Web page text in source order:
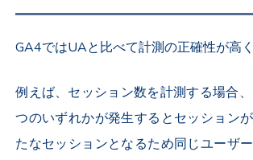
GA4ではUAと比べて計測の正確性が高く
例えば、セッション数を計測する場合
つのいずれかが発生するとセッション
たなセッションとなるため同じユーザ